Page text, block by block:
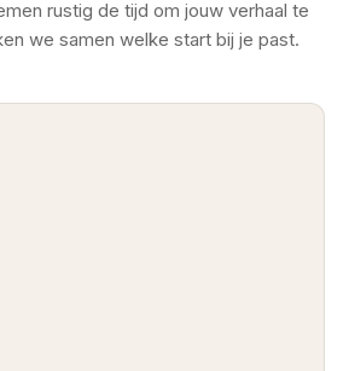
rustig de tijd om jouw verhaal te
we samen welke start bij je past.